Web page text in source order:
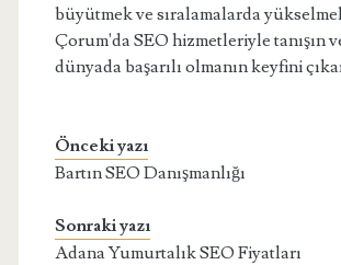
büyütmek ve sıralamalarda
Çorum'da SEO hizmetleriyle tanışın
dünyada başarılı olmanın keyfini
Önceki yazı
Bartın SEO Danışmanlığı
Sonraki yazı
Adana Yumurtalık SEO Fiyatları